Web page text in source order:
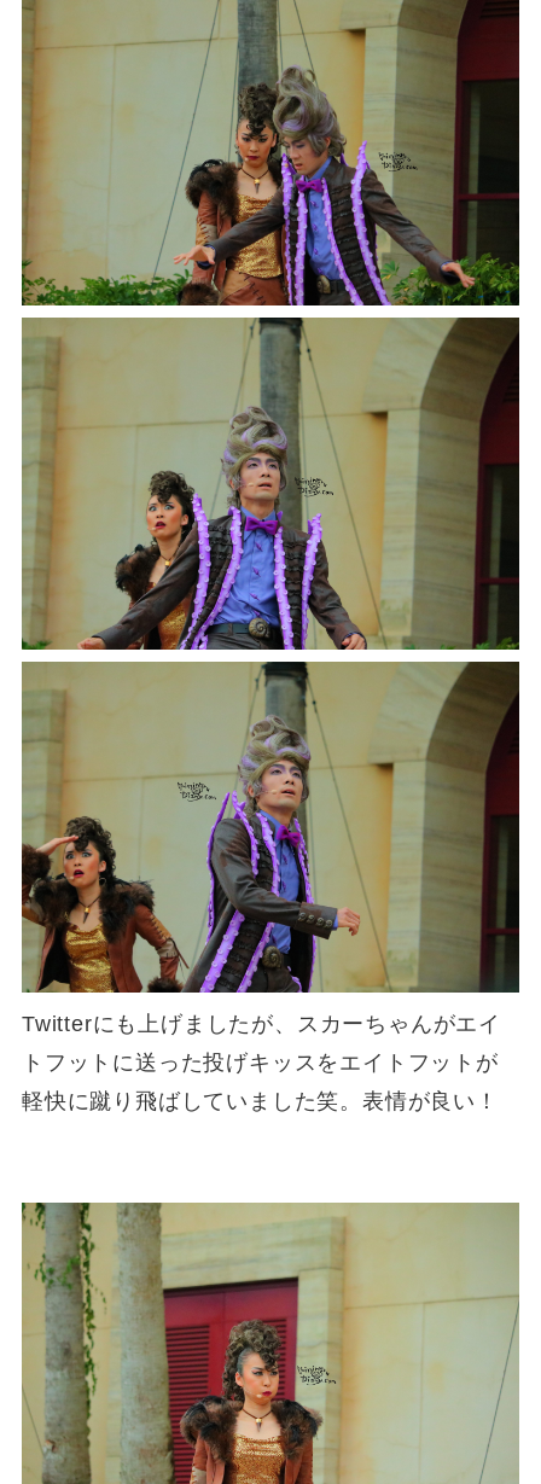
Twitterにも上げましたが、スカーちゃんがエイ
トフットに送った投げキッスをエイトフットが
軽快に蹴り飛ばしていました笑。表情が良い！